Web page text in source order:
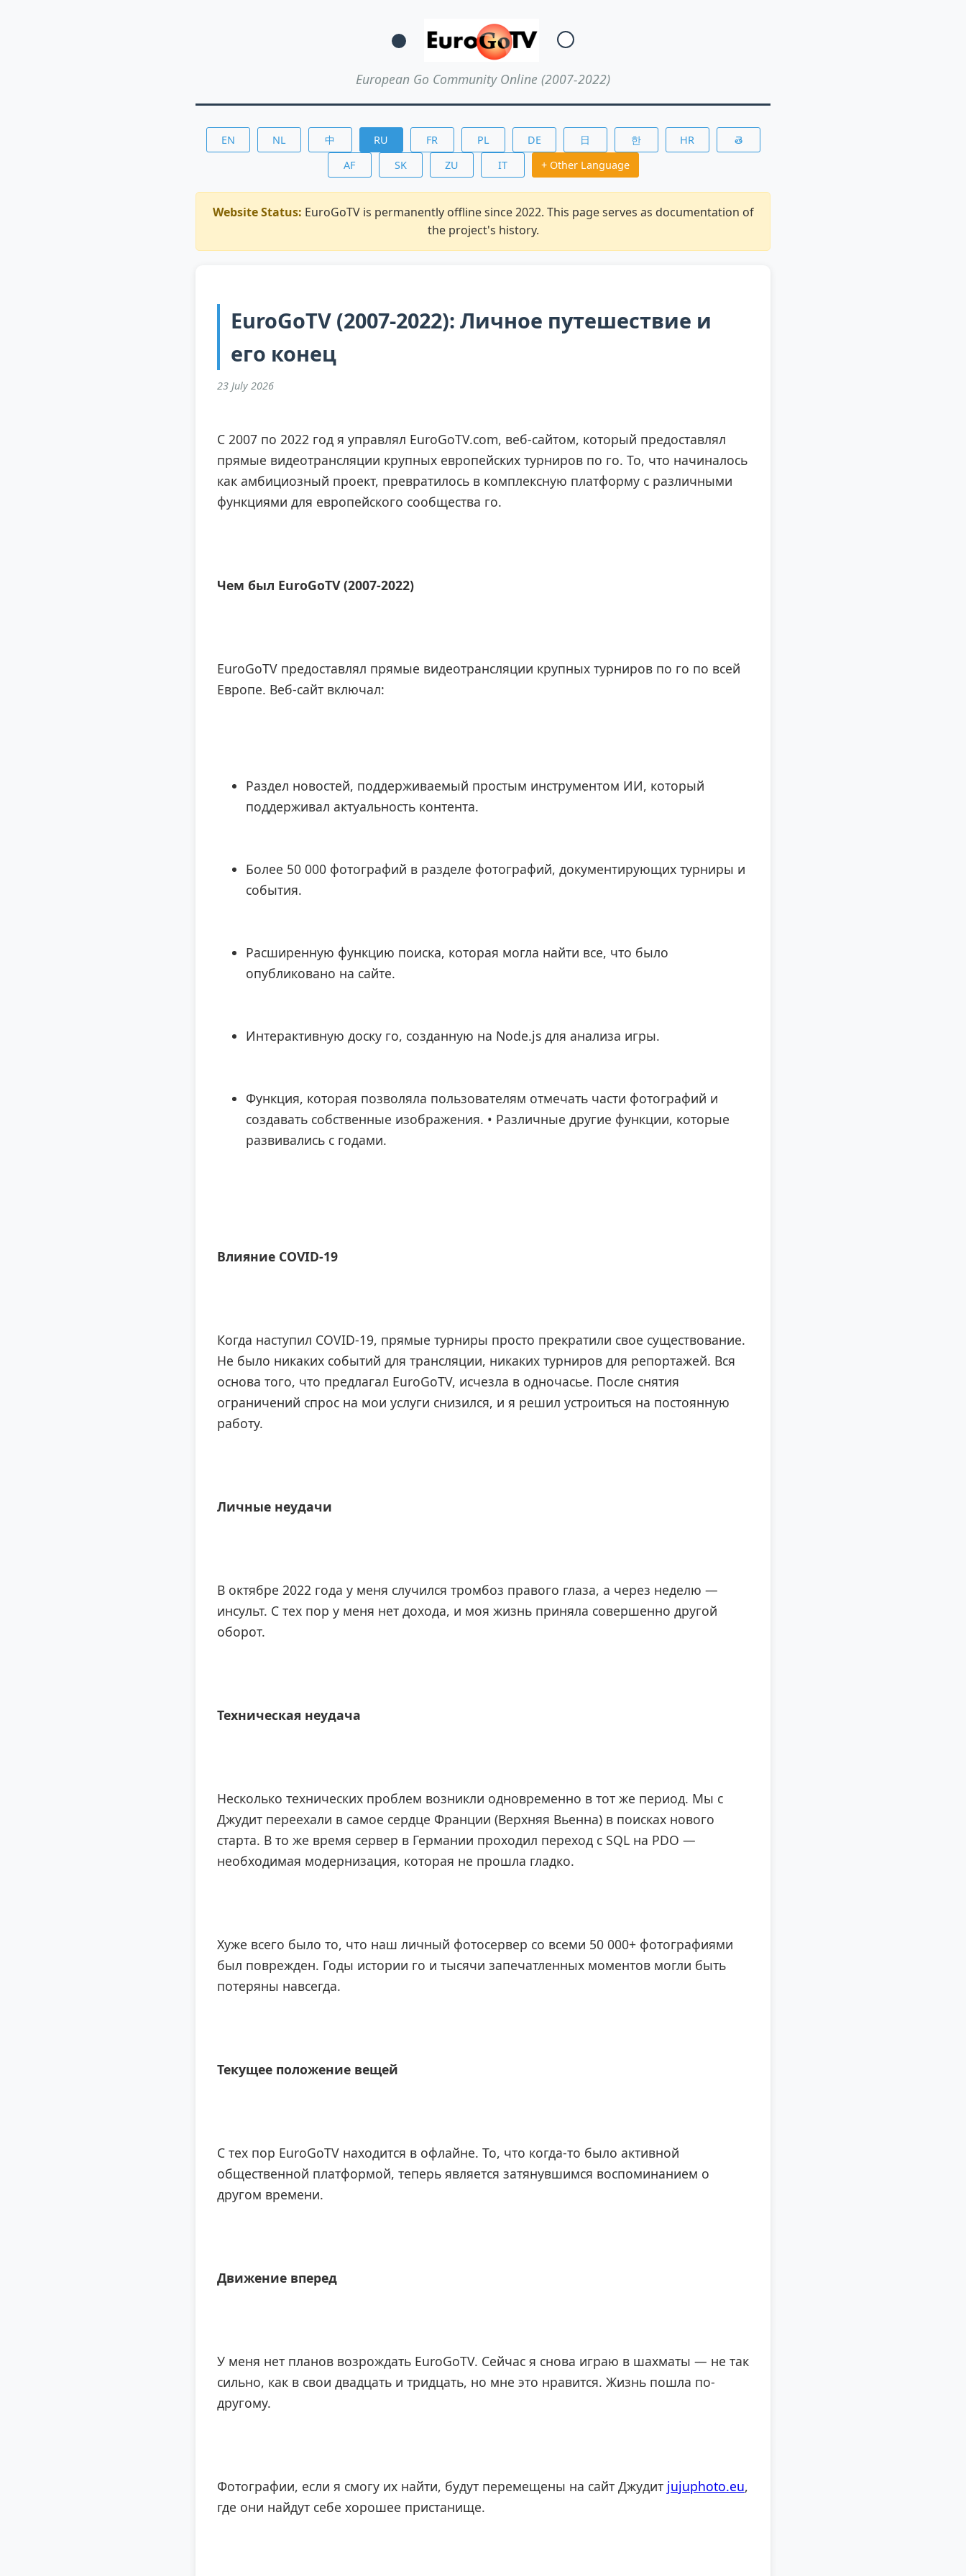
European Go Community Online (2007-2022)
EN NL 中 RU FR PL DE 日 한 HR
తె
AF
SK ZU IT + Other Language
Website Status: EuroGoTV is permanently offline since 2022. This page serves as documentation of
the project's history.
EuroGoTV (2007-2022): Личное путешествие и
его конец
23 July 2026
С 2007 по 2022 год я управлял EuroGoTV.com, веб-сайтом, который предоставлял
прямые видеотрансляции крупных европейских турниров по го. То, что начиналось
как амбициозный проект, превратилось в комплексную платформу с различными
функциями для европейского сообщества го.
Чем был EuroGoTV (2007-2022)
EuroGoTV предоставлял прямые видеотрансляции крупных турниров по го по всей
Европе. Веб-сайт включал:
Раздел новостей, поддерживаемый простым инструментом ИИ, который
поддерживал актуальность контента.
Более 50 000 фотографий в разделе фотографий, документирующих турниры и
события.
Расширенную функцию поиска, которая могла найти все, что было
опубликовано на сайте.
Интерактивную доску го, созданную на Node.js для анализа игры.
Функция, которая позволяла пользователям отмечать части фотографий и
создавать собственные изображения. • Различные другие функции, которые
развивались с годами.
Влияние COVID-19
Когда наступил COVID-19, прямые турниры просто прекратили свое существование.
Не было никаких событий для трансляции, никаких турниров для репортажей. Вся
основа того, что предлагал EuroGoTV, исчезла в одночасье. После снятия
ограничений спрос на мои услуги снизился, и я решил устроиться на постоянную
работу.
Личные неудачи
В октябре 2022 года у меня случился тромбоз правого глаза, а через неделю —
инсульт. С тех пор у меня нет дохода, и моя жизнь приняла совершенно другой
оборот.
Техническая неудача
Несколько технических проблем возникли одновременно в тот же период. Мы с
Джудит переехали в самое сердце Франции (Верхняя Вьенна) в поисках нового
старта. В то же время сервер в Германии проходил переход с SQL на PDO —
необходимая модернизация, которая не прошла гладко.
Хуже всего было то, что наш личный фотосервер со всеми 50 000+ фотографиями
был поврежден. Годы истории го и тысячи запечатленных моментов могли быть
потеряны навсегда.
Текущее положение вещей
С тех пор EuroGoTV находится в офлайне. То, что когда-то было активной
общественной платформой, теперь является затянувшимся воспоминанием о
другом времени.
Движение вперед
У меня нет планов возрождать EuroGoTV. Сейчас я снова играю в шахматы — не так
сильно, как в свои двадцать и тридцать, но мне это нравится. Жизнь пошла по-
другому.
Фотографии, если я смогу их найти, будут перемещены на сайт Джудит jujuphoto.eu,
где они найдут себе хорошее пристанище.